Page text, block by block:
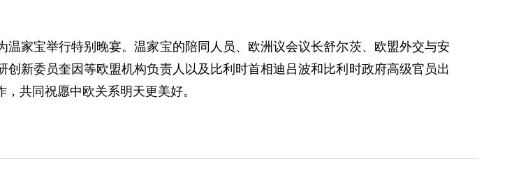
宝举行特别晚宴。温家宝的陪同人员、欧洲议会议长舒尔茨、欧盟外交与安
新委员奎因等欧盟机构负责人以及比利时首相迪吕波和比利时政府高级官员出
共同祝愿中欧关系明天更美好。